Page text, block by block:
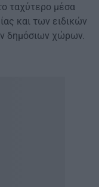
ταχύτερο μέσα
και των ειδικών
δημόσιων χώρων.